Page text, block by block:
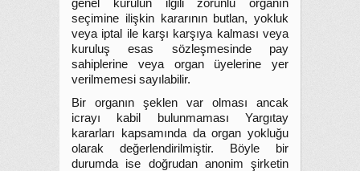
genel kurulun ilgili zorunlu organın
seçimine ilişkin kararının butlan, yokluk
veya iptal ile karşı karşıya kalması veya
kuruluş esas sözleşmesinde pay
sahiplerine veya organ üyelerine yer
verilmemesi sayılabilir.
Bir organın şeklen var olması ancak
icrayı kabil bulunmaması Yargıtay
kararları kapsamında da organ yokluğu
olarak değerlendirilmiştir. Böyle bir
durumda ise doğrudan anonim şirketin